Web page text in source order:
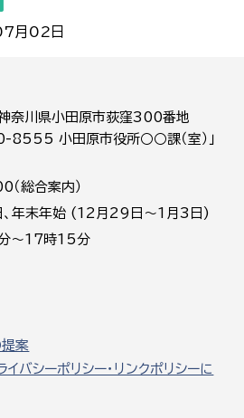
月02日
川県小田原市荻窪300番地
8555 小田原市役所○○課（室）」
総合案内）
、年末年始 (12月29日～1月3日)
～17時15分
提案
イバシーポリシー・リンクポリシーに